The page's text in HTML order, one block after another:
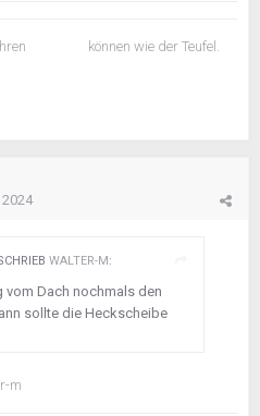
fahren können wie der Teufel.
WALTER-M :
vom Dach nochmals den
sollte die Heckscheibe
m